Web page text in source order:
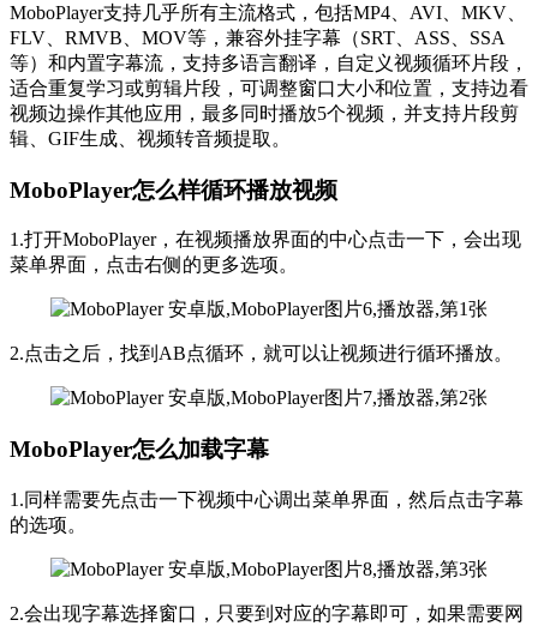
MoboPlayer支持几乎所有主流格式，包括MP4、AVI、MKV、
FLV、RMVB、MOV等，兼容外挂字幕（SRT、ASS、SSA
等）和内置字幕流，支持多语言翻译，自定义视频循环片段，
适合重复学习或剪辑片段，可调整窗口大小和位置，支持边看
视频边操作其他应用，最多同时播放5个视频，并支持片段剪
辑、GIF生成、视频转音频提取。
MoboPlayer怎么样循环播放视频
1.打开MoboPlayer，在视频播放界面的中心点击一下，会出现
菜单界面，点击右侧的更多选项。
2.点击之后，找到AB点循环，就可以让视频进行循环播放。
MoboPlayer怎么加载字幕
1.同样需要先点击一下视频中心调出菜单界面，然后点击字幕
的选项。
2.会出现字幕选择窗口，只要到对应的字幕即可，如果需要网